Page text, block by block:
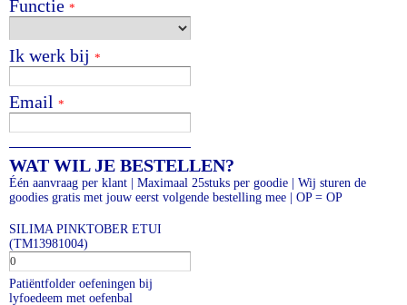
Functie *
Ik werk bij *
Email *
WAT WIL JE BESTELLEN?
Één aanvraag per klant | Maximaal 25stuks per goodie | Wij sturen de
goodies gratis met jouw eerst volgende bestelling mee | OP = OP
SILIMA PINKTOBER ETUI
(TM13981004)
Patiëntfolder oefeningen bij
lyfoedeem met oefenbal